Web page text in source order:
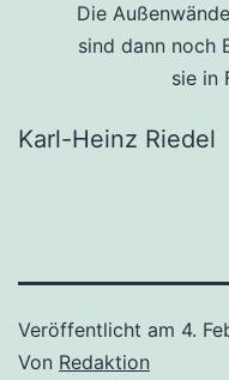
Die
sind dann noch
sie in
Karl-Heinz Riedel
Veröffentlicht am 4.
Von Redaktion